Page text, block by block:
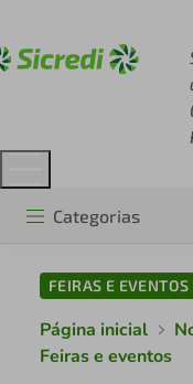
Categorias
FEIRAS E EVENTOS
Página inicial
Feiras e eventos